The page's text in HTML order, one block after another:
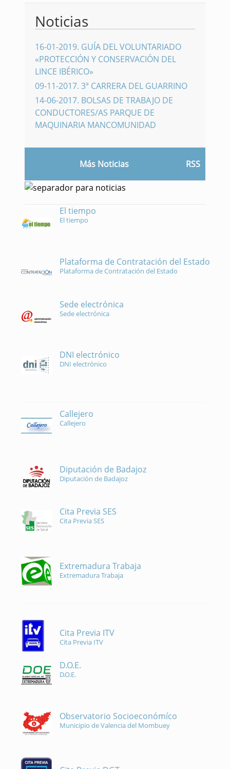
Noticias
16-01-2019. GUÍA DEL VOLUNTARIADO
«PROTECCIÓN Y CONSERVACIÓN DEL
LINCE IBÉRICO»
09-11-2017. 3ª CARRERA DEL GUARRINO
14-06-2017. BOLSAS DE TRABAJO DE
CONDUCTORES/AS PARQUE DE
MAQUINARIA MANCOMUNIDAD
Más Noticias RSS
El tiempo
El tiempo
Plataforma de Contratación del Estado
Plataforma de Contratación del Estado
Sede electrónica
Sede electrónica
DNI electrónico
DNI electrónico
Callejero
Callejero
Diputación de Badajoz
Diputación de Badajoz
Cita Previa SES
Cita Previa SES
Extremadura Trabaja
Extremadura Trabaja
Cita Previa ITV
Cita Previa ITV
D.O.E.
D.O.E.
Observatorio Socioeconómíco
Municipio de Valencia del Mombuey